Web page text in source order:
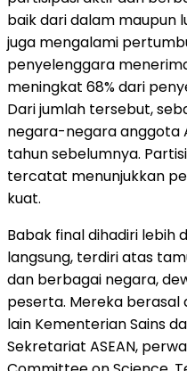
baik dari dalam maupun
juga mengalami
penyelenggara
meningkat 68% dari
Dari jumlah tersebut,
negara-negara anggota
tahun sebelumnya.
tercatat menunjukkan
kuat.
Babak final dihadiri lebih
langsung, terdiri atas
dan berbagai negara,
peserta. Mereka berasal
lain Kementerian Sains
Sekretariat ASEAN,